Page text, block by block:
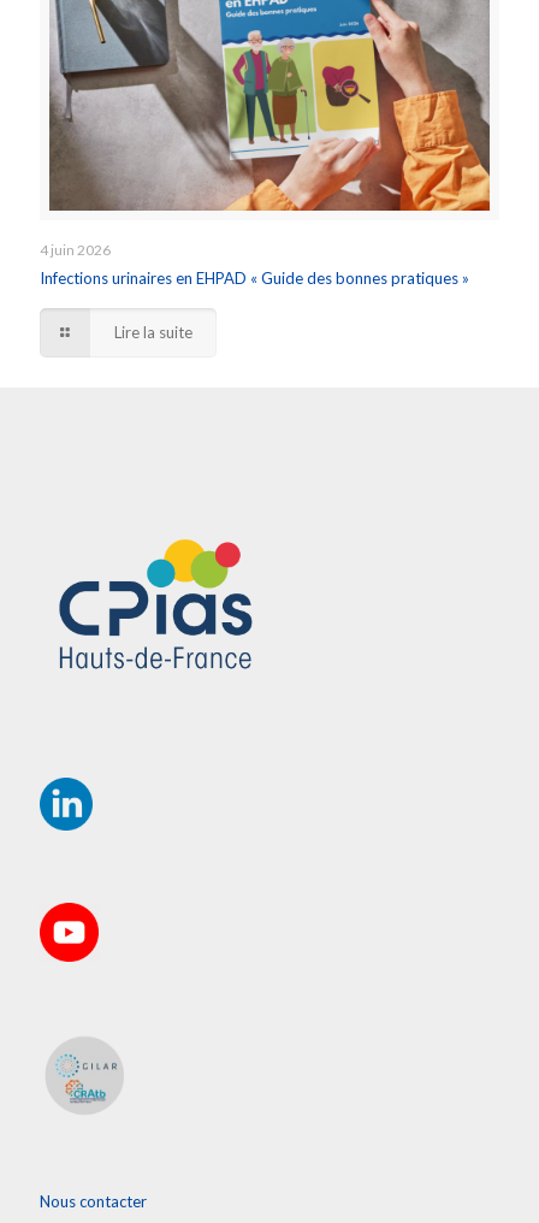
4 juin 2026
Infections urinaires en EHPAD « Guide des bonnes pratiques »
Lire la suite
Nous contacter